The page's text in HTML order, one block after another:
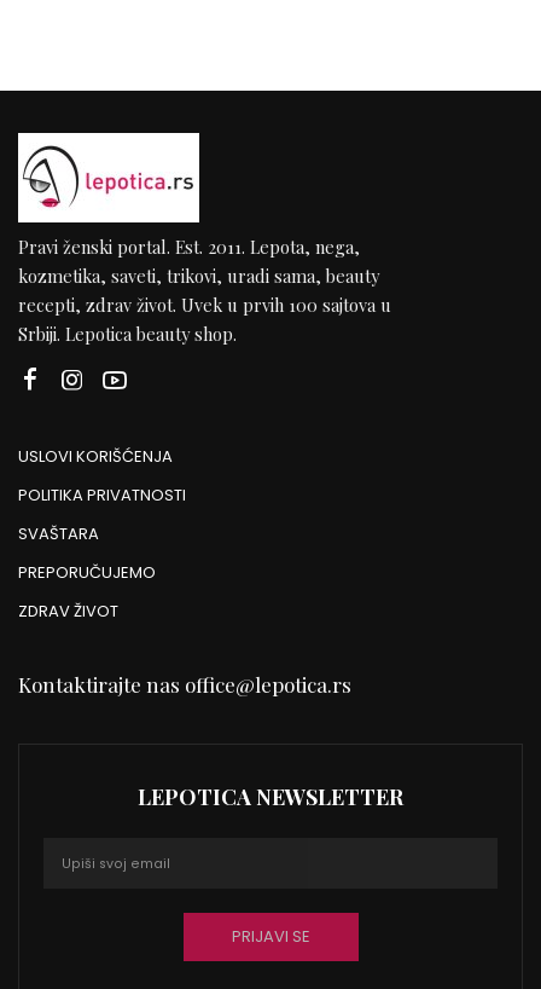
Pravi ženski portal. Est. 2011. Lepota, nega,
kozmetika, saveti, trikovi, uradi sama, beauty
recepti, zdrav život. Uvek u prvih 100 sajtova u
Srbiji. Lepotica beauty shop.
USLOVI KORIŠĆENJA
POLITIKA PRIVATNOSTI
SVAŠTARA
PREPORUČUJEMO
ZDRAV ŽIVOT
Kontaktirajte nas office@lepotica.rs
LEPOTICA NEWSLETTER